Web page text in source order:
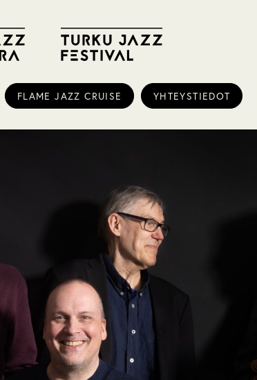
FLAME JAZZ CRUISE YHTEYSTIEDOT